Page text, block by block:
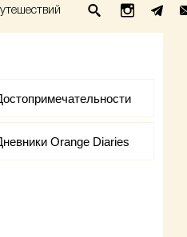
Orange Diaries